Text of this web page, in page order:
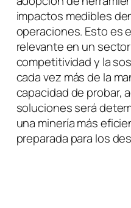
impactos medibles
operaciones. Esto es
relevante en un
competitividad y la
cada vez más de la
capacidad de probar,
soluciones será
una minería más
preparada para los